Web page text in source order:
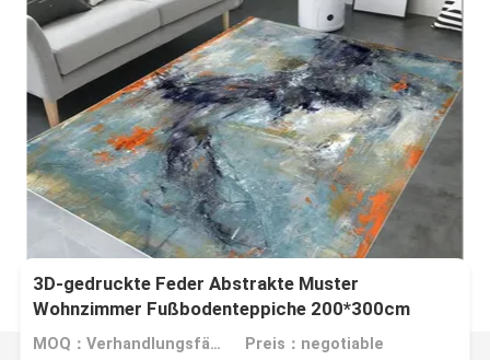
3D-gedruckte Feder Abstrakte Muster
Wohnzimmer Fußbodenteppiche 200*300cm
MOQ：Verhandlungsfähig Preis：negotiable